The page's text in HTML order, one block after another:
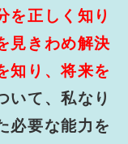
を正しく知り
見きわめ解決
知り、将来を
いて、私なり
必要な能力を